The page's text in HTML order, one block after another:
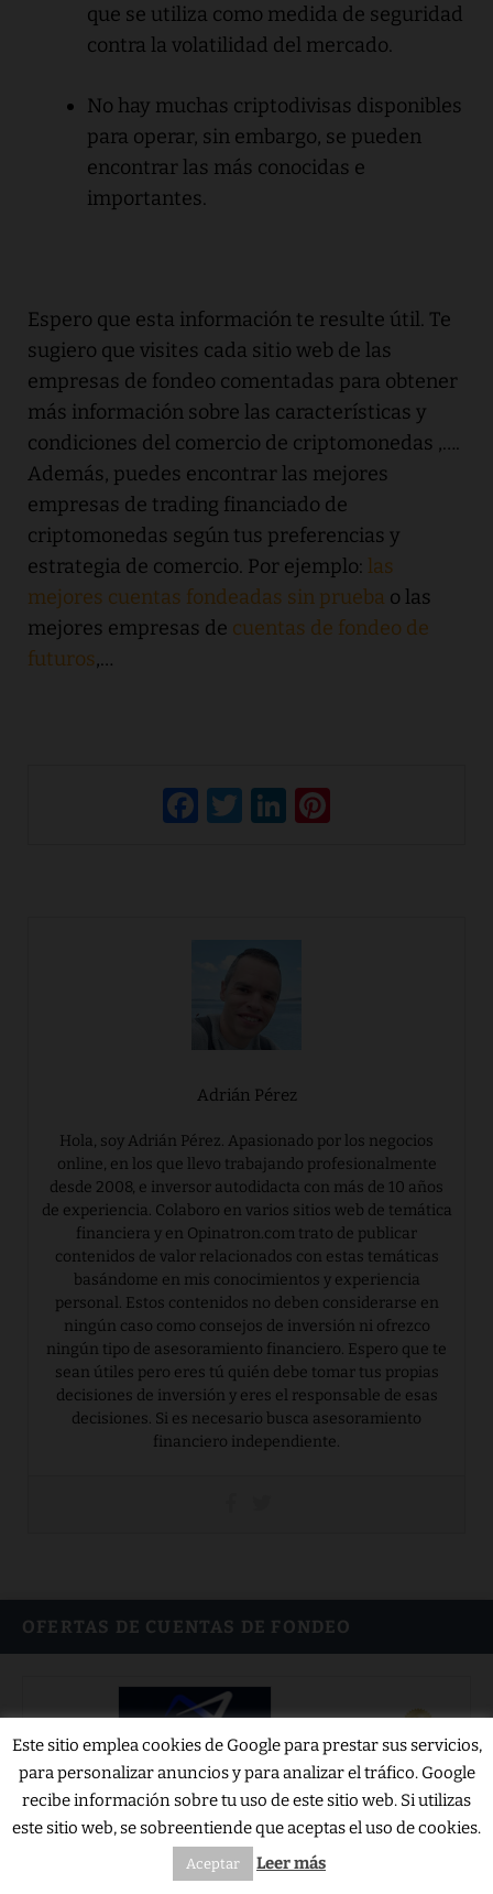
que se utiliza como medida de seguridad
contra la volatilidad del mercado.
No hay muchas criptodivisas disponibles
para operar, sin embargo, se pueden
encontrar las más conocidas e
importantes.
Espero que esta información te resulte útil. Te
sugiero que visites cada sitio web de las
empresas de fondeo comentadas para obtener
más información sobre las características y
condiciones del comercio de criptomonedas ,….
Además, puedes encontrar las mejores
empresas de trading financiado de
criptomonedas según tus preferencias y
estrategia de comercio. Por ejemplo: las
mejores cuentas fondeadas sin prueba o las
mejores empresas de cuentas de fondeo de
futuros,…
F
a
o
o
k
T
w
Li
n
Adrián Pérez
Hola, soy Adrián Pérez. Apasionado por los negocios
online, en los que llevo trabajando profesionalmente
desde 2008, e inversor autodidacta con más de 10 años
de experiencia. Colaboro en varios sitios web de temática
financiera y en Opinatron.com trato de publicar
contenidos de valor relacionados con estas temáticas
basándome en mis conocimientos y experiencia
personal. Estos contenidos no deben considerarse en
ningún caso como consejos de inversión ni ofrezco
ningún tipo de asesoramiento financiero. Espero que te
sean útiles pero eres tú quién debe tomar tus propias
decisiones de inversión y eres el responsable de esas
decisiones. Si es necesario busca asesoramiento
financiero independiente.
OFERTAS DE CUENTAS DE FONDEO
Hasta el 90% de Descuento en Apex Trader
Funding
Ver oferta
Este sitio emplea cookies de Google para prestar sus servicios,
para personalizar anuncios y para analizar el tráfico. Google
recibe información sobre tu uso de este sitio web. Si utilizas
este sitio web, se sobreentiende que aceptas el uso de cookies.
Aceptar Leer más